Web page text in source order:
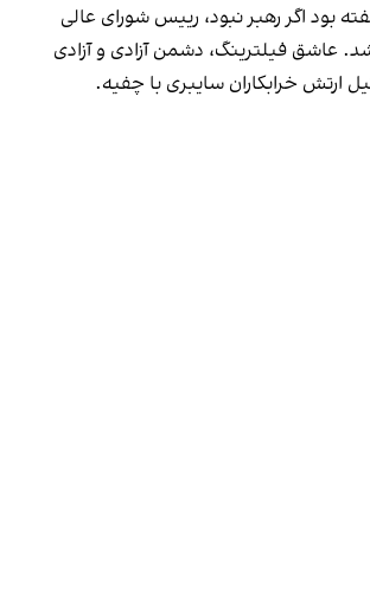
بود اگر رهبر نبود، رییس شورای عالی
عاشق فیلترینگ، دشمن آزادی و آزادی
ارتش خرابکاران سایبری با چفیه.